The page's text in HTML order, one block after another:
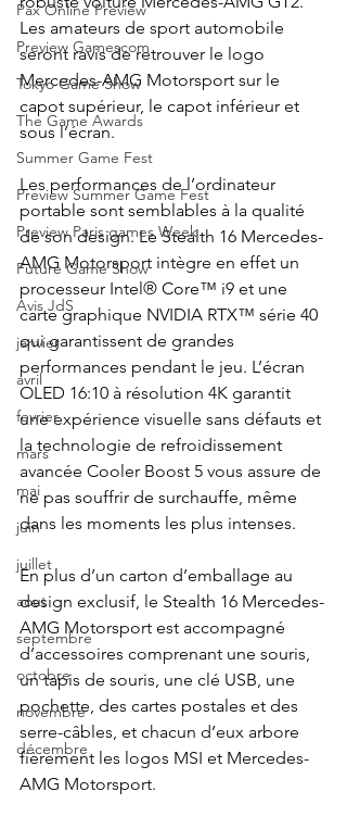
Pax Online Preview
Preview Gamescom
Tokyo Game Show
The Game Awards
Summer Game Fest
Preview Summer Game Fest
Preview Paris games Week
Future Game Show
Avis JdS
janvier
avril
fevrier
mars
mai
juin
juillet
aout
septembre
octobre
novembre
décembre
Les amateurs de sport automobile
seront ravis de retrouver le logo
Mercedes-AMG Motorsport sur le
capot supérieur, le capot inférieur et
sous l’écran.
Les performances de l’ordinateur
portable sont semblables à la qualité
de son design. Le Stealth 16 Mercedes-
AMG Motorsport intègre en effet un
processeur Intel® Core™ i9 et une
carte graphique NVIDIA RTX™ série 40
qui garantissent de grandes
performances pendant le jeu. L’écran
OLED 16:10 à résolution 4K garantit
une expérience visuelle sans défauts et
la technologie de refroidissement
avancée Cooler Boost 5 vous assure de
ne pas souffrir de surchauffe, même
dans les moments les plus intenses.
En plus d’un carton d’emballage au
design exclusif, le Stealth 16 Mercedes-
AMG Motorsport est accompagné
d’accessoires comprenant une souris,
un tapis de souris, une clé USB, une
pochette, des cartes postales et des
serre-câbles, et chacun d’eux arbore
fièrement les logos MSI et Mercedes-
AMG Motorsport.